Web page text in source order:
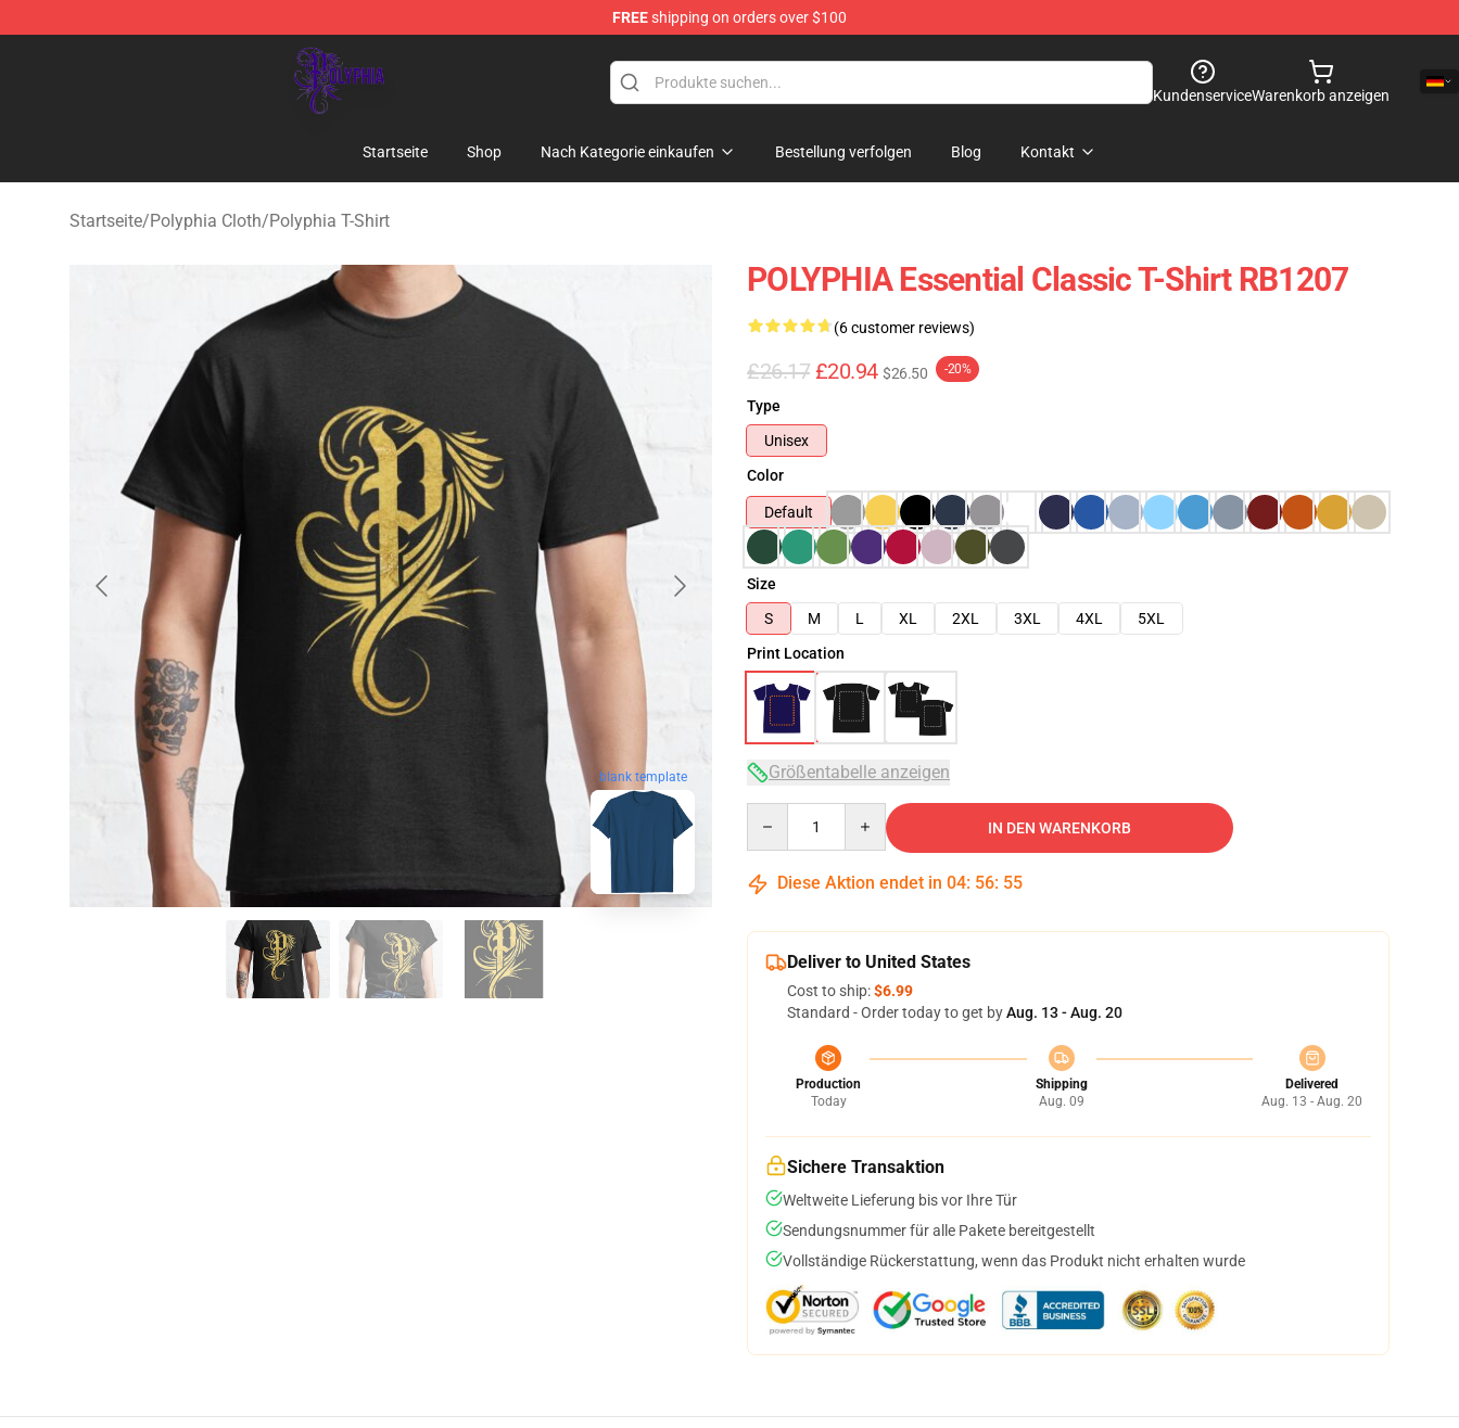
FREEshipping on orders over $100
Polyphia Shop - Official Polyphia Merchandise Store
KundenserviceWarenkorb anzeigen
Startseite Shop Nach Kategorie einkaufen Bestellung verfolgen Blog Kontakt
Startseite/Polyphia Cloth/Polyphia T-Shirt
blank template
POLYPHIA Essential Classic T-Shirt RB1207
(6 customer reviews)
£26.17 £20.94 $26.50 -20%
Type
Unisex
Color
Default
Size
S
M L XL 2XL 3XL 4XL
5XL
Print Location
Größentabelle anzeigen
IN DEN WARENKORB
Diese Aktion endet in 04: 56: 54
Deliver to United States
Cost to ship:$6.99
Standard - Order today to get byAug. 13 - Aug. 20
Production
Today
Shipping
Aug. 09
Delivered
Aug. 13 - Aug. 20
Sichere Transaktion
Weltweite Lieferung bis vor Ihre Tür
Sendungsnummer für alle Pakete bereitgestellt
Vollständige Rückerstattung, wenn das Produkt nicht erhalten wurde